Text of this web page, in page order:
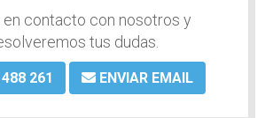
en contacto con nosotros y
tus dudas.
261 ENVIAR EMAIL